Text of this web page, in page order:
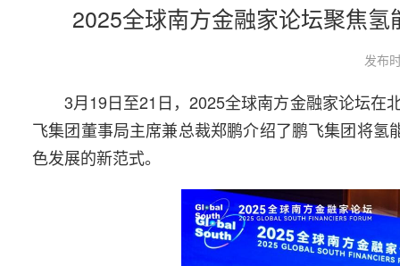
2025全球南方金融家论坛聚焦氢
发布
3月19日至21日，2025全球南方金融家论坛在
飞集团董事局主席兼总裁郑鹏介绍了鹏飞集团将氢
色发展的新范式。